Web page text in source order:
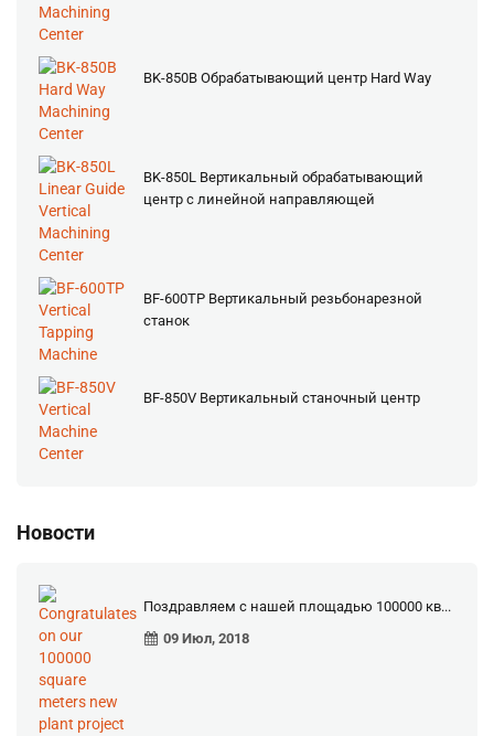
BK-850B Обрабатывающий центр Hard Way
BK-850L Вертикальный обрабатывающий
центр с линейной направляющей
BF-600TP Вертикальный резьбонарезной
станок
BF-850V Вертикальный станочный центр
Новости
Поздравляем с нашей площадью 100000 кв...
09 Июл, 2018